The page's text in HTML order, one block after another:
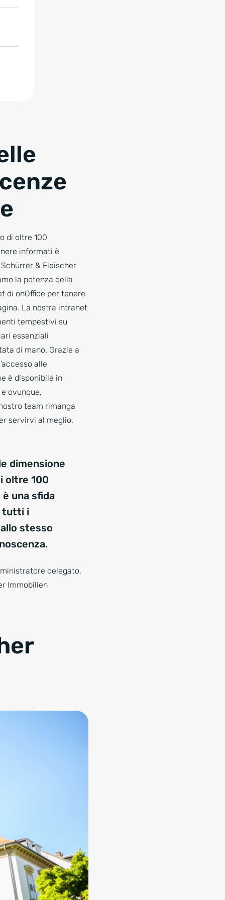
di oltre 100
informati è
& Fleischer
la potenza della
di onOffice per tenere
La nostra intranet
tempestivi su
essenziali
di mano. Grazie a
alle
è disponibile in
ovunque,
team rimanga
servirvi al meglio.
dimensione
oltre 100
una sfida
tutti i
stesso
delegato,
Immobilien